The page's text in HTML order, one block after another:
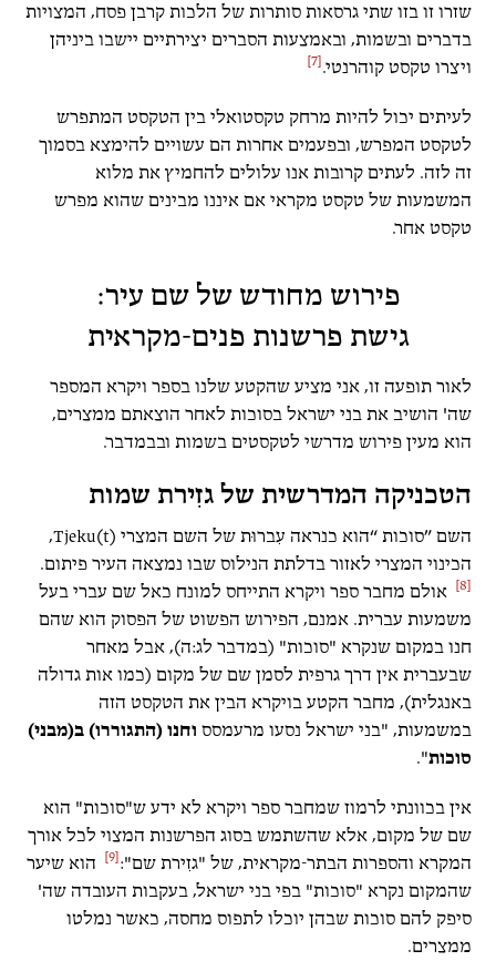
שזרו זו בזו שתי גרסאות סותרות של הלכות קרבן פסח, המצויות
בדברים ובשמות, ובאמצעות הסברים יצירתיים יישבו ביניהן
ויצרו טקסט קוהרנטי. [7]
לעיתים יכול להיות מרחק טקסטואלי בין הטקסט המתפרש
לטקסט המפרש, ובפעמים אחרות הם עשויים להימצא בסמוך
זה לזה. לעתים קרובות אנו עלולים להחמיץ את מלוא
המשמעות של טקסט מקראי אם איננו מבינים שהוא מפרש
טקסט אחר.
פירוש מחודש של שם עיר:
גישת פרשנות פנים-מקראית
לאור תופעה זו, אני מציע שהקטע שלנו בספר ויקרא המספר
שה' הושיב את בני ישראל בסוכות לאחר הוצאתם ממצרים,
הוא מעין פירוש מדרשי לטקסטים בשמות ובבמדבר.
הטכניקה המדרשית של גזִירת שמות
השם ”סוכות “הוא כנראה עִברוּת של השם המצרי Tjeku(t),
הכינוי המצרי לאזור בדלתת הנילוס שבו נמצאה העיר פיתום.
[8]
אולם מחבר ספר ויקרא התייחס למונח כאל שם עברי בעל
משמעות עברית. אמנם, הפירוש הפשוט של הפסוק הוא שהם
חנו במקום שנקרא "סוכות" (במדבר לג:ה), אבל מאחר
שבעברית אין דרך גרפית לסמן שם של מקום (כמו אות גדולה
באנגלית), מחבר הקטע בויקרא הבין את הטקסט הזה
במשמעות, "בני ישראל נסעו מרעמסס וחנו (התגוררו) ב(מבני)
סוכות".
אין בכוונתי לרמוז שמחבר ספר ויקרא לא ידע ש"סוכות" הוא
שם של מקום, אלא שהשתמש בסוג הפרשנות המצוי לכל אורך
המקרא והספרות הבתר-מקראית, של "גזִירת שם": [9]
הוא שיער
שהמקום נקרא "סוכות" בפי בני ישראל, בעקבות העובדה שה'
סיפק להם סוכות שבהן יוכלו לתפוס מחסה, כאשר נמלטו
ממצרים.